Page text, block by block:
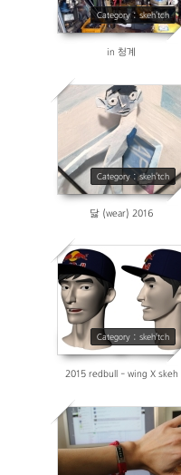
Category : skeh'tch
in 청계
Category : skeh'tch
4195
닳 (wear) 2016
Category : skeh'tch
3230
2015 redbull - wing X skeh
3717